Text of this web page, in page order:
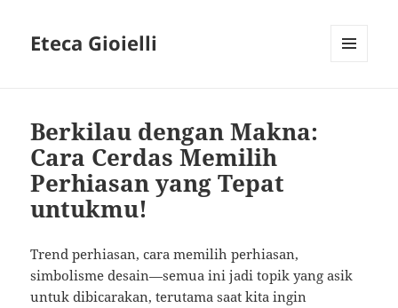
Eteca Gioielli
Berkilau dengan Makna:
Cara Cerdas Memilih
Perhiasan yang Tepat
untukmu!
Trend perhiasan, cara memilih perhiasan,
simbolisme desain—semua ini jadi topik yang asik
untuk dibicarakan, terutama saat kita ingin